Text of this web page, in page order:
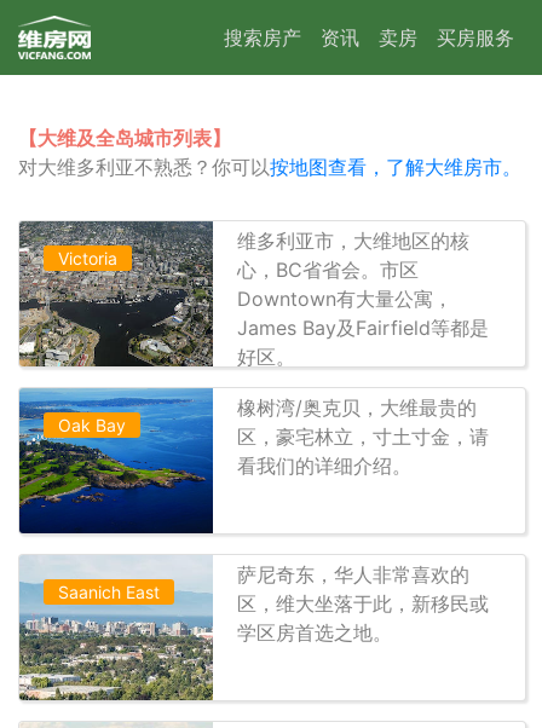
搜索房产 资讯 卖房 买房服务
【大维及全岛城市列表】
对大维多利亚不熟悉？你可以按地图查看，了解大维房市。
Victoria
维多利亚市，大维地区的核
心，BC省省会。市区
Downtown有大量公寓，
James Bay及Fairfield等都是
好区。
Oak Bay
橡树湾/奥克贝，大维最贵的
区，豪宅林立，寸土寸金，请
看我们的详细介绍。
Saanich East
萨尼奇东，华人非常喜欢的
区，维大坐落于此，新移民或
学区房首选之地。